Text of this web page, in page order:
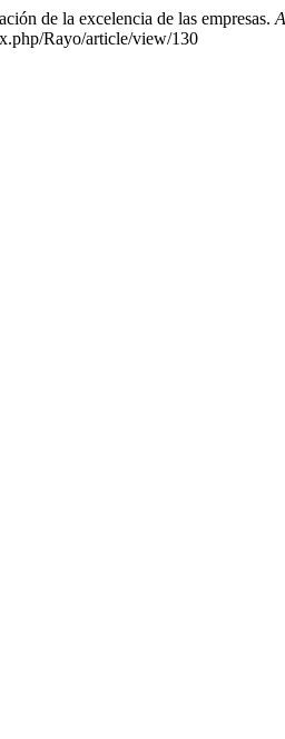
de la excelencia de las empresas.
Rayo/article/view/130